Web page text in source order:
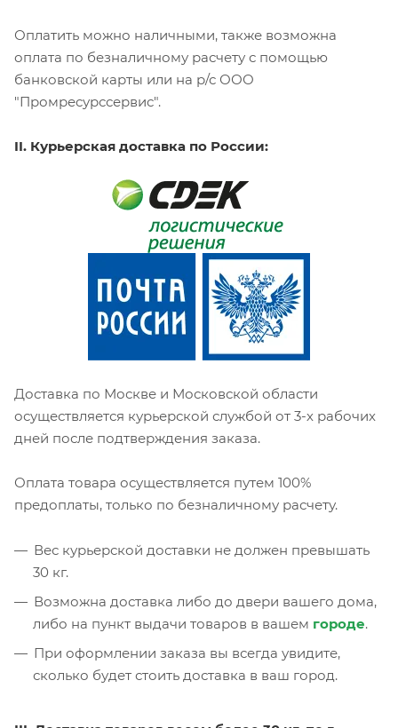
Оплатить можно наличными, также возможна
оплата по безналичному расчету с помощью
банковской карты или на р/с ООО
"Промресурссервис".
II. Курьерская доставка по России:
Доставка по Москве и Московской области
осуществляется курьерской службой от 3-х рабочих
дней после подтверждения заказа.
Оплата товара осуществляется путем 100%
предоплаты, только по безналичному расчету.
Вес курьерской доставки не должен превышать
30 кг.
Возможна доставка либо до двери вашего дома,
либо на пункт выдачи товаров в вашем городе.
При оформлении заказа вы всегда увидите,
сколько будет стоить доставка в ваш город.